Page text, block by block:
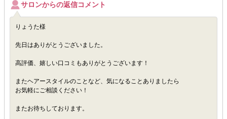
サロンからの返信コメント
りょうた様
先日はありがとうございました。
高評価、嬉しい口コミもありがとうございます！
またヘアースタイルのことなど、気になることありましたら
お気軽にご相談ください！
またお待ちしております。